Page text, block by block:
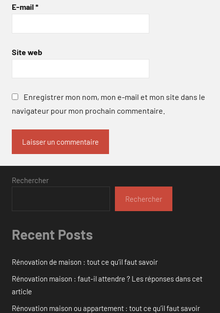
E-mail *
Site web
Enregistrer mon nom, mon e-mail et mon site dans le
navigateur pour mon prochain commentaire.
Rechercher
Rechercher
Recent Posts
Rénovation de maison : tout ce qu’il faut savoir
Rénovation maison : faut-il attendre ? Les réponses dans cet
article
Rénovation maison ou appartement : tout ce qu’il faut savoir